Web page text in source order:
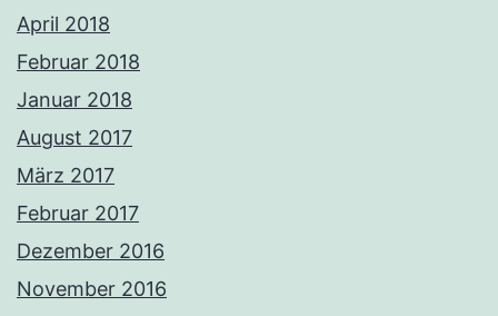
April 2018
Februar 2018
Januar 2018
August 2017
März 2017
Februar 2017
Dezember 2016
November 2016